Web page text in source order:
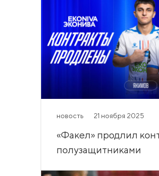
новость 21 ноября 2025
«Факел» продлил
полузащитниками